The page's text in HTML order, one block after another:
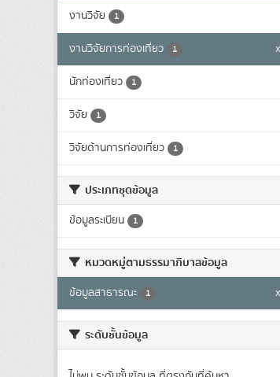
งานวิจัย 1
งานวิจัยการท่องเที่ยว 1 x
นักท่องเที่ยว 1
วิจัย 1
วิจัยด้านการท่องเที่ยว 1
ประเภทชุดข้อมูล
ข้อมูลระเบียน 1
หมวดหมู่ตามธรรมาภิบาลข้อมูล
ข้อมูลสาธารณะ 1 x
ระดับชั้นข้อมูล